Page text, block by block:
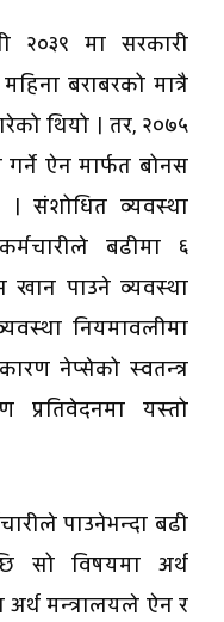
मा सरकारी
बराबरको मात्रै
थियो । तर, २०७५
ऐन मार्फत बोनस
संशोधित व्यवस्था
बढीमा ६
खान पाउने व्यवस्था
नियमावलीमा
नेप्सेको स्वतन्त्र
यस्तो
पाउनेभन्दा बढी
सो विषयमा अर्थ
अर्थ मन्त्रालयले ऐन र